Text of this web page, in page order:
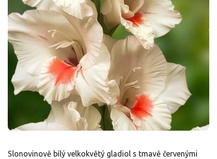
Slonovinově bílý velkokvětý gladiol s tmavě červenými